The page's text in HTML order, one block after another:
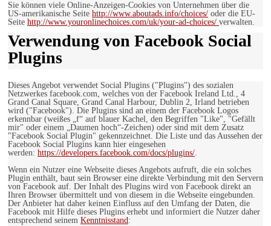
Sie können viele Online-Anzeigen-Cookies von Unternehmen über die
US-amerikanische Seite http://www.aboutads.info/choices/ oder die EU-
Seite http://www.youronlinechoices.com/uk/your-ad-choices/ verwalten.
Verwendung von Facebook Social
Plugins
Dieses Angebot verwendet Social Plugins ("Plugins") des sozialen
Netzwerkes facebook.com, welches von der Facebook Ireland Ltd., 4
Grand Canal Square, Grand Canal Harbour, Dublin 2, Irland betrieben
wird ("Facebook"). Die Plugins sind an einem der Facebook Logos
erkennbar (weißes „f“ auf blauer Kachel, den Begriffen "Like", "Gefällt
mir" oder einem „Daumen hoch“-Zeichen) oder sind mit dem Zusatz
"Facebook Social Plugin" gekennzeichnet. Die Liste und das Aussehen der
Facebook Social Plugins kann hier eingesehen
werden: https://developers.facebook.com/docs/plugins/.
Wenn ein Nutzer eine Webseite dieses Angebots aufruft, die ein solches
Plugin enthält, baut sein Browser eine direkte Verbindung mit den Servern
von Facebook auf. Der Inhalt des Plugins wird von Facebook direkt an
Ihren Browser übermittelt und von diesem in die Webseite eingebunden.
Der Anbieter hat daher keinen Einfluss auf den Umfang der Daten, die
Facebook mit Hilfe dieses Plugins erhebt und informiert die Nutzer daher
entsprechend seinem Kenntnisstand: